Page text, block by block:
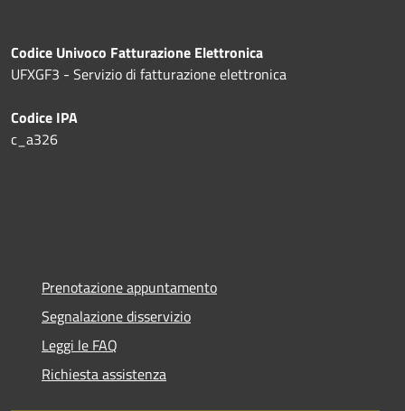
Codice Univoco Fatturazione Elettronica
UFXGF3 - Servizio di fatturazione elettronica
Codice IPA
c_a326
Prenotazione appuntamento
Segnalazione disservizio
Leggi le FAQ
Richiesta assistenza